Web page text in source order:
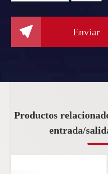
 Enviar
Productos
entrada/